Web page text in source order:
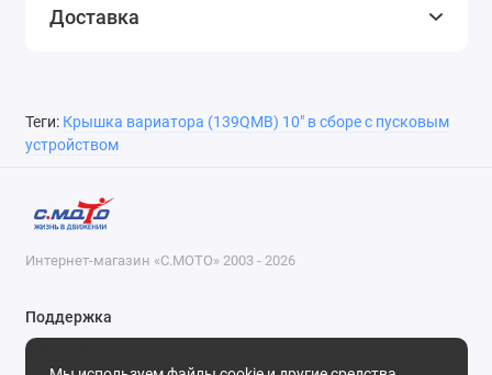
Доставка
Теги: Крышка вариатора (139QMB) 10" в сборе с пусковым
устройством
Интернет-магазин «С.МОТО» 2003 - 2026
Поддержка
8-800-55-00-327